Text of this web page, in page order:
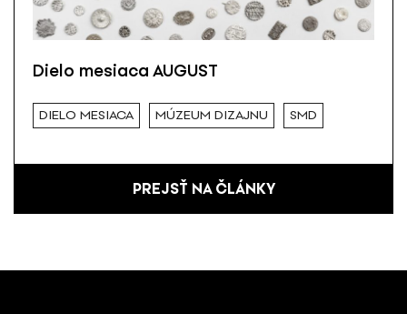
Dielo mesiaca AUGUST
DIELO MESIACA MÚZEUM DIZAJNU SMD
PREJSŤ NA ČLÁNKY